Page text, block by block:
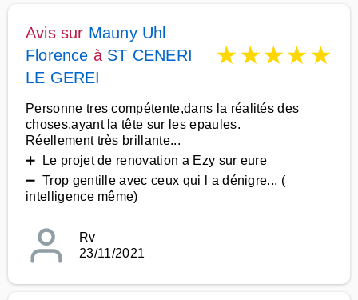
Avis sur Mauny Uhl
Florence à ST CENERI
LE GEREI
★★★★★
Personne tres compétente,dans la réalités des
choses,ayant la tête sur les epaules.
Réellement très brillante...
➕ Le projet de renovation a Ezy sur eure
➖ Trop gentille avec ceux qui l a dénigre... (
intelligence même)
Rv
23/11/2021